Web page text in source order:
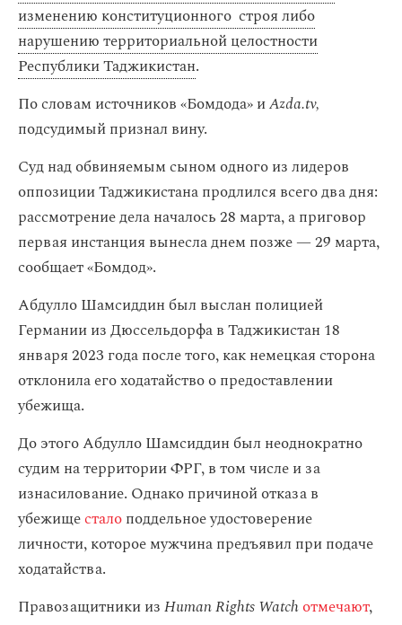
изменению конституционного строя либо
нарушению территориальной целостности
Республики Таджикистан.
По словам источников «‎Бомдода» иAzda.tv,
подсудимый признал вину.
Суд над обвиняемым сыном одного из лидеров
оппозиции Таджикистана продлился всего два дня:
рассмотрение дела началось 28 марта, а приговор
первая инстанция вынесла днем позже — 29 марта,
сообщает «‎Бомдод».
Абдулло Шамсиддин был выслан полицией
Германии из Дюссельдорфа в Таджикистан 18
января 2023 года после того, как немецкая сторона
отклонила его ходатайство о предоставлении
убежища.
До этого Абдулло Шамсиддин был неоднократно
судим на территории ФРГ, в том числе и за
изнасилование. Однако причиной отказа в
убежищесталоподдельное удостоверение
личности, которое мужчина предъявил при подаче
ходатайства.
Правозащитники изHuman Rights Watchотмечают,